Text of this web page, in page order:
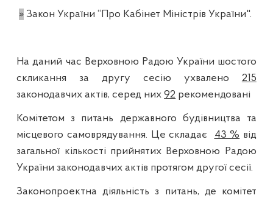
» Закон України “Про Кабінет Міністрів України".
На даний час Верховною Радою України шостого
скликання за другу сесію ухвалено 215
законодавчих актів, серед них92 рекомендовані
Комітетом з питань державного будівництва та
місцевого самоврядування. Це складає
43 % від
загальної кількості прийнятих Верховною Радою
України законодавчих актів протягом другої сесії.
Законопроектна діяльність з питань, де комітет